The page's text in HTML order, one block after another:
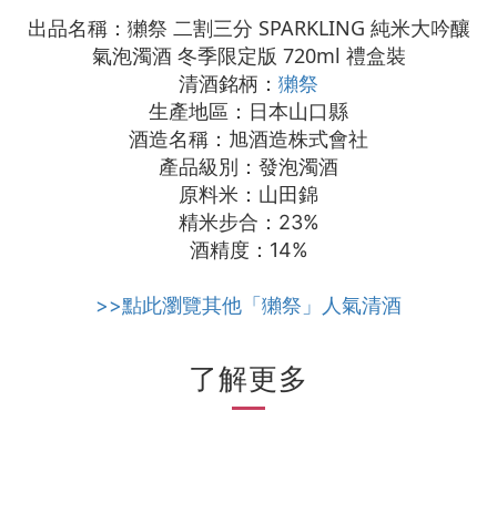
出品名稱：獺祭 二割三分 SPARKLING 純米大吟釀
氣泡濁酒 冬季限定版 720ml 禮盒裝
清酒銘柄： 獺祭
生產地區：日本山口縣
酒造名稱：旭酒造株式會社
產品級別：發泡濁酒
原料米：山田錦
精米步合：23%
酒精度：14%
>>點此瀏覽其他「獺祭」人氣清酒
了解更多